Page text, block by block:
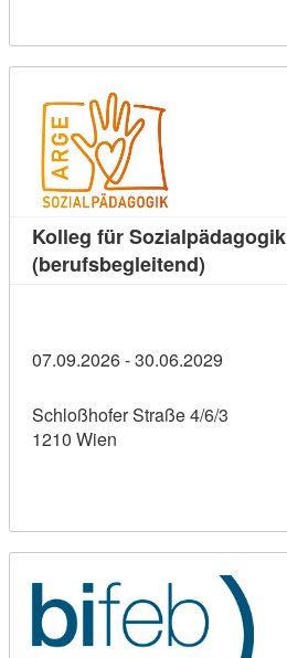
Kolleg für Sozialpädagogik
(berufsbegleitend)
07.09.2026 - 30.06.2029
Schloßhofer Straße 4/6/3
1210 Wien